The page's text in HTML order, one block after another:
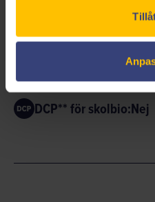
Ingår i Swedish Film
DCP** för skolbio:Nej